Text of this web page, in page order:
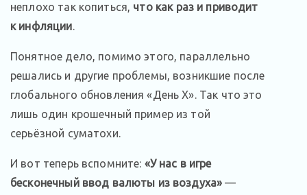
неплохо так копиться, что как раз и приводит
к инфляции.
Понятное дело, помимо этого, параллельно
решались и другие проблемы, возникшие после
глобального обновления «День X». Так что это
лишь один крошечный пример из той
серьёзной суматохи.
И вот теперь вспомните: «У нас в игре
бесконечный ввод валюты из воздуха» —